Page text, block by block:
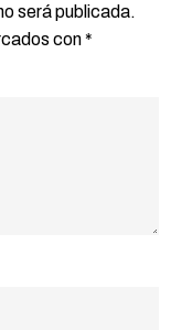
será publicada.
con*